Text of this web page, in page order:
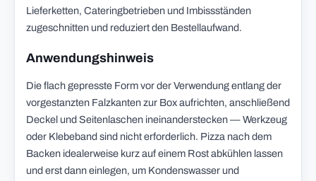
Lieferketten, Cateringbetrieben und Imbissständen
zugeschnitten und reduziert den Bestellaufwand.
Anwendungshinweis
Die flach gepresste Form vor der Verwendung entlang der
vorgestanzten Falzkanten zur Box aufrichten, anschließend
Deckel und Seitenlaschen ineinanderstecken — Werkzeug
oder Klebeband sind nicht erforderlich. Pizza nach dem
Backen idealerweise kurz auf einem Rost abkühlen lassen
und erst dann einlegen, um Kondenswasser und